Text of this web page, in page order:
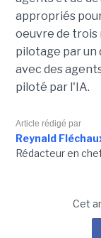
appropriés
oeuvre de trois
pilotage par un
avec des
piloté par l'IA.
Article rédigé par
Reynald
Rédacteur en
Cet